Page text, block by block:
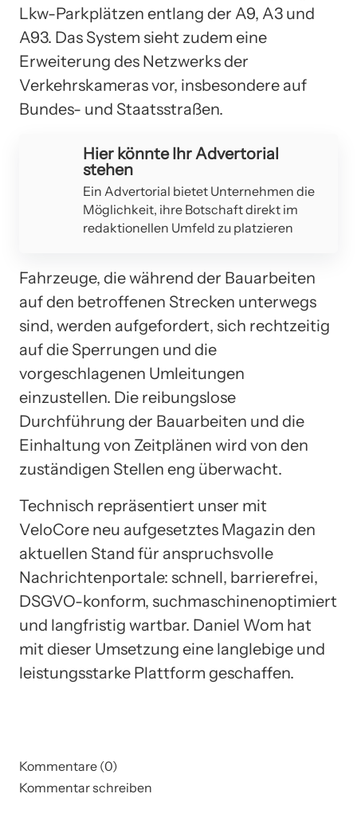
Lkw-Parkplätzen entlang der A9, A3 und
A93. Das System sieht zudem eine
Erweiterung des Netzwerks der
Verkehrskameras vor, insbesondere auf
Bundes- und Staatsstraßen.
Hier könnte Ihr Advertorial
stehen
Ein Advertorial bietet Unternehmen die
Möglichkeit, ihre Botschaft direkt im
redaktionellen Umfeld zu platzieren
Fahrzeuge, die während der Bauarbeiten
auf den betroffenen Strecken unterwegs
sind, werden aufgefordert, sich rechtzeitig
auf die Sperrungen und die
vorgeschlagenen Umleitungen
einzustellen. Die reibungslose
Durchführung der Bauarbeiten und die
Einhaltung von Zeitplänen wird von den
zuständigen Stellen eng überwacht.
Technisch repräsentiert unser mit
VeloCore neu aufgesetztes Magazin den
aktuellen Stand für anspruchsvolle
Nachrichtenportale: schnell, barrierefrei,
DSGVO-konform, suchmaschinenoptimiert
und langfristig wartbar. Daniel Wom hat
mit dieser Umsetzung eine langlebige und
leistungsstarke Plattform geschaffen.
Kommentare (0)
Kommentar schreiben